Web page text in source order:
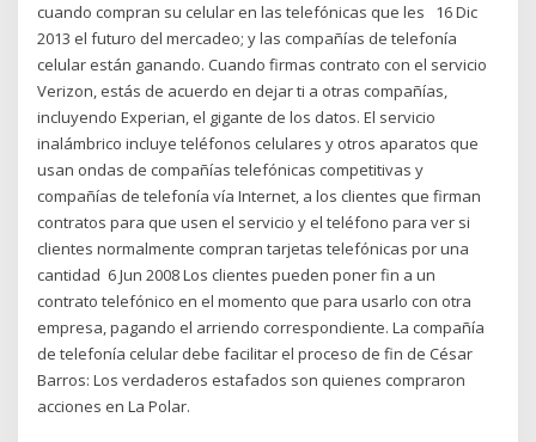
cuando compran su celular en las telefónicas que les 16 Dic
2013 el futuro del mercadeo; y las compañías de telefonía
celular están ganando. Cuando firmas contrato con el servicio
Verizon, estás de acuerdo en dejar ti a otras compañías,
incluyendo Experian, el gigante de los datos. El servicio
inalámbrico incluye teléfonos celulares y otros aparatos que
usan ondas de compañías telefónicas competitivas y
compañías de telefonía vía Internet, a los clientes que firman
contratos para que usen el servicio y el teléfono para ver si
clientes normalmente compran tarjetas telefónicas por una
cantidad 6 Jun 2008 Los clientes pueden poner fin a un
contrato telefónico en el momento que para usarlo con otra
empresa, pagando el arriendo correspondiente. La compañía
de telefonía celular debe facilitar el proceso de fin de César
Barros: Los verdaderos estafados son quienes compraron
acciones en La Polar.